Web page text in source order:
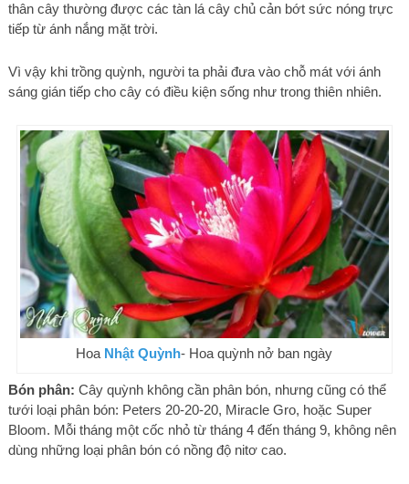
thân cây thường được các tàn lá cây chủ cản bớt sức nóng trực
tiếp từ ánh nắng mặt trời.
Vì vậy khi trồng quỳnh, người ta phải đưa vào chỗ mát với ánh
sáng gián tiếp cho cây có điều kiện sống như trong thiên nhiên.
Hoa Nhật Quỳnh- Hoa quỳnh nở ban ngày
Bón phân: Cây quỳnh không cần phân bón, nhưng cũng có thể
tưới loại phân bón: Peters 20-20-20, Miracle Gro, hoặc Super
Bloom. Mỗi tháng một cốc nhỏ từ tháng 4 đến tháng 9, không nên
dùng những loại phân bón có nồng độ nitơ cao.